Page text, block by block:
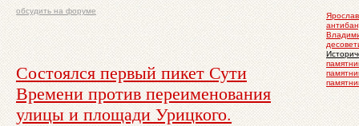
обсудить на форуме
Состоялся первый пикет Сути
Времени против переименования
улицы и площади Урицкого.